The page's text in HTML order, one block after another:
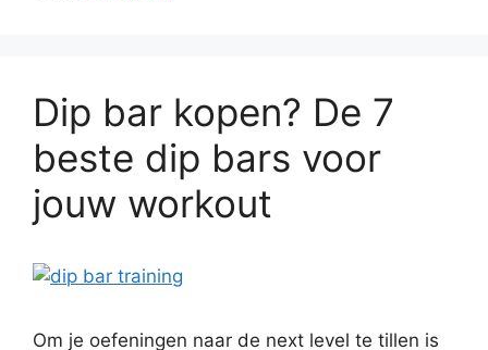
Dip bar kopen? De 7
beste dip bars voor
jouw workout
Om je oefeningen naar de next level te tillen is